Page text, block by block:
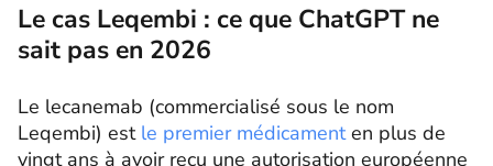
Le cas Leqembi : ce que ChatGPT ne
sait pas en 2026
Le lecanemab (commercialisé sous le nom
Leqembi) est le premier médicamenten plus de
vingt ans à avoir reçu une autorisation européenne